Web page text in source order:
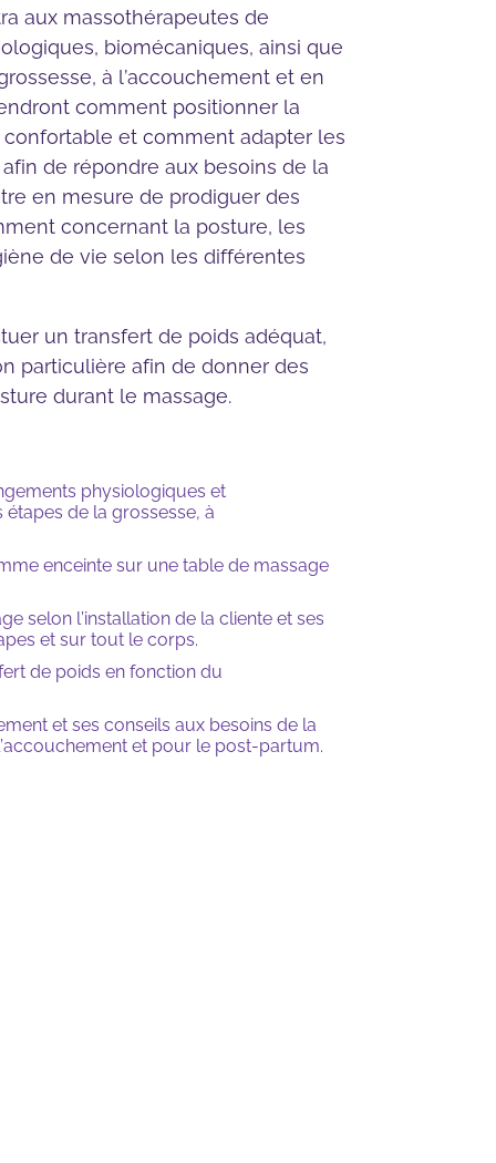
aux massothérapeutes de
biomécaniques, ainsi que
à l’accouchement et en
comment positionner la
et comment adapter les
de répondre aux besoins de la
en mesure de prodiguer des
concernant la posture, les
de vie selon les différentes
un transfert de poids adéquat,
particulière afin de donner des
durant le massage.
physiologiques et
de la grossesse, à
enceinte sur une table de massage
selon l’installation de la cliente et ses
et sur tout le corps.
de poids en fonction du
et ses conseils aux besoins de la
et pour le post-partum.